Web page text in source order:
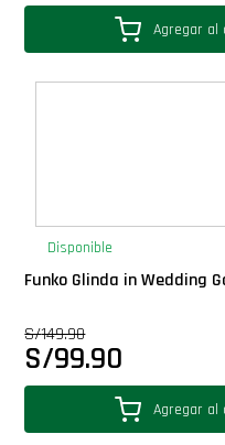
Moments
Movie Poster
Plush
Pop Regular
Agregar al
Disponible
Funko Glinda in Wedding
S/149.90
S/99.90
Agregar al